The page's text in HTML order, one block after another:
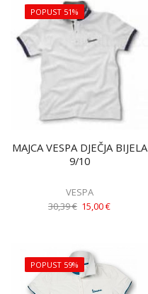
POPUST 51%
MAJCA VESPA DJEČJA BIJELA
9/10
VESPA
30,39€ 15,00€
POPUST 59%